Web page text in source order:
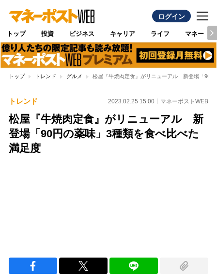
ログイン
トップ 投資 ビジネス キャリア ライフ マネー
トップ トレンド グルメ 松屋『牛焼肉定食』がリニューアル 新登場「90円
トレンド 2023.02.25 15:00 マネーポストWEB
松屋『牛焼肉定食』がリニューアル 新
登場「90円の薬味」3種類を食べ比べた
満足度